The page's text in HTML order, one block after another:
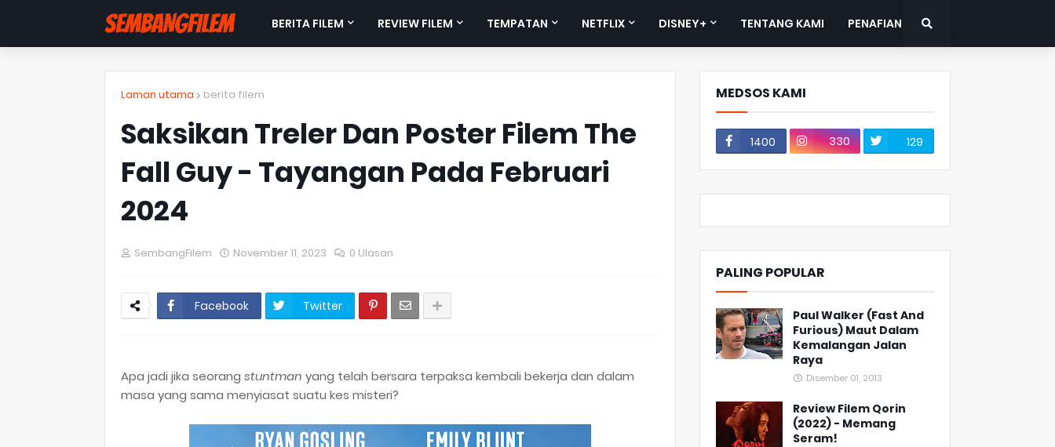
BERITA FILEM REVIEW FILEM TEMPATAN NETFLIX DISNEY+ TENTANG KAMI PENAFIAN
Laman utama berita filem
Saksikan Treler Dan Poster Filem The
Fall Guy - Tayangan Pada Februari
2024
SembangFilem November 11, 2023 0 Ulasan
Facebook Twitter
Apa jadi jika seorang stuntman yang telah bersara terpaksa kembali bekerja dan dalam
masa yang sama menyiasat suatu kes misteri?
MEDSOS KAMI
1400 330 129
PALING POPULAR
Paul Walker (Fast And
Furious) Maut Dalam
Kemalangan Jalan
Raya
Disember 01, 2013
Review Filem Qorin
(2022) - Memang
Seram!